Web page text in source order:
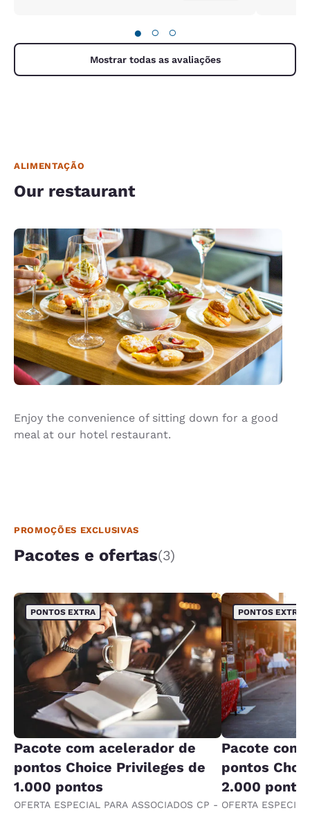
● ○ ○
Mostrar todas as avaliações
ALIMENTAÇÃO
Our restaurant
Enjoy the convenience of sitting down for a good
meal at our hotel restaurant.
PROMOÇÕES EXCLUSIVAS
Pacotes e ofertas(3)
PONTOS EXTRA
Pacote com acelerador de
pontos Choice Privileges de
1.000 pontos
OFERTA ESPECIAL PARA ASSOCIADOS CP -
PONTOS EXTRA
Pacote com
pontos
2.000
OFERTA